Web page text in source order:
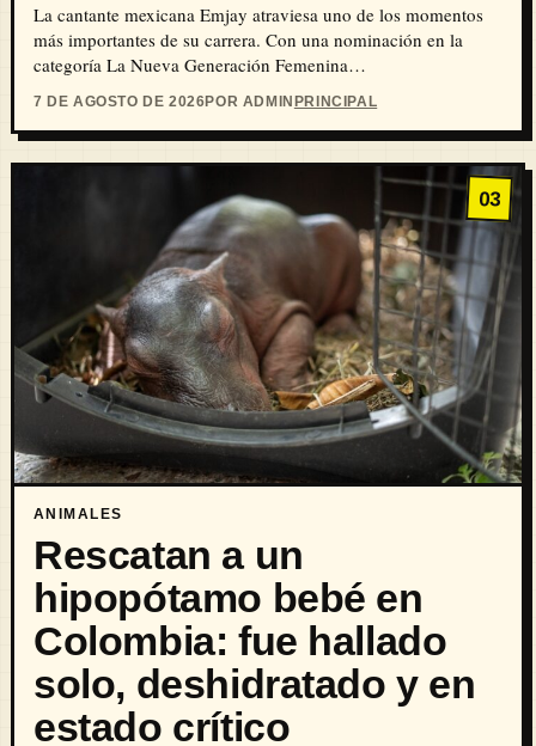
La cantante mexicana Emjay atraviesa uno de los momentos
más importantes de su carrera. Con una nominación en la
categoría La Nueva Generación Femenina…
7 DE AGOSTO DE 2026POR ADMINPRINCIPAL
03
ANIMALES
Rescatan a un
hipopótamo bebé en
Colombia: fue hallado
solo, deshidratado y en
estado crítico